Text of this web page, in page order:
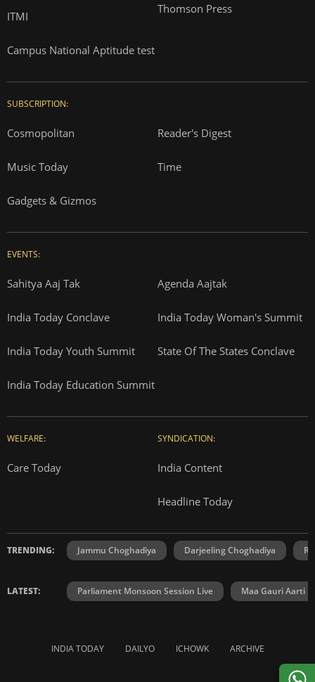
ITMI
Campus National Aptitude test
Thomson Press
SUBSCRIPTION:
Cosmopolitan Reader's Digest
Music Today Time
Gadgets & Gizmos
EVENTS:
Sahitya Aaj Tak Agenda Aajtak
India Today Conclave India Today Woman's Summit
India Today Youth Summit State Of The States Conclave
India Today Education Summit
WELFARE:
Care Today
SYNDICATION:
India Content
Headline Today
TRENDING: Jammu Choghadiya Darjeeling Choghadiya
LATEST: Parliament Monsoon Session Live Maa Gauri Aarti
INDIA TODAY DAILYO ICHOWK ARCHIVE